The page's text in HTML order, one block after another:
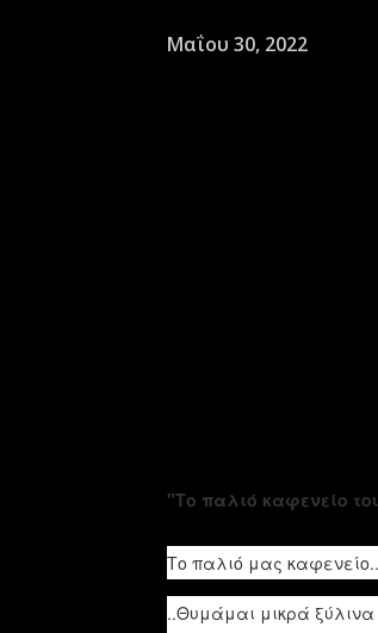
Μαΐου 30, 2022
"Το παλιό καφενείο
Το παλιό μας
..Θυμάμαι μικρά